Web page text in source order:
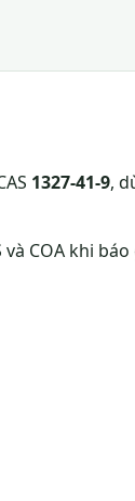
1327-41-9,
COA khi